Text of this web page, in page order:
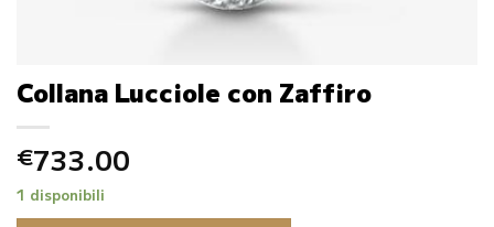
Collana Lucciole con Zaffiro
€733.00
1 disponibili